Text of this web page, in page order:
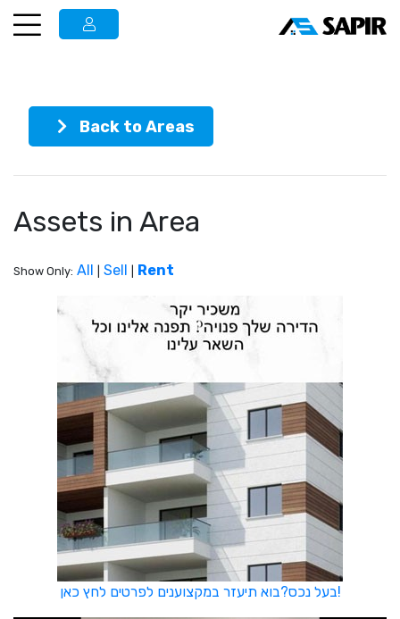
Back to Areas
Assets in Area
Show Only: All Sell Rent
בעל נכס?בוא תיעזר במקצוענים לפרטים לחץ כאן!